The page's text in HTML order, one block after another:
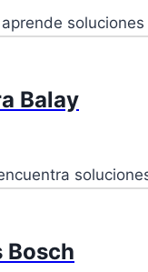
Balay
Bosch